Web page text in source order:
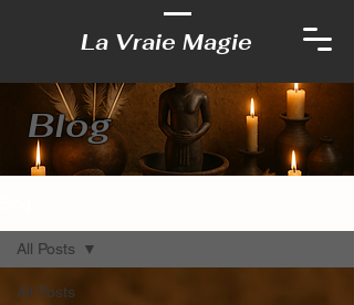
La Vraie Magie
Blog
All Posts
All Posts